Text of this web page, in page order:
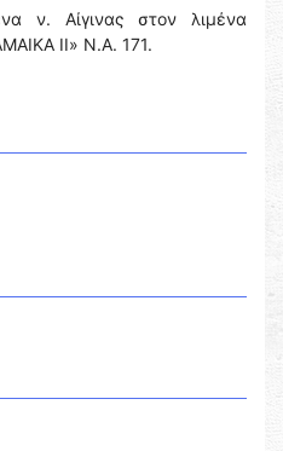
ν. Αίγινας στον λιμένα
ΙΙ» Ν.Α. 171.